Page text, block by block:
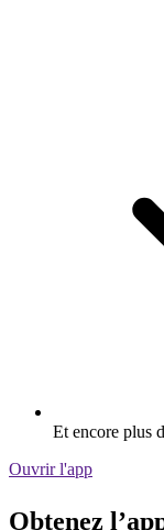
Et encore plus
Ouvrir l'app
Obtenez